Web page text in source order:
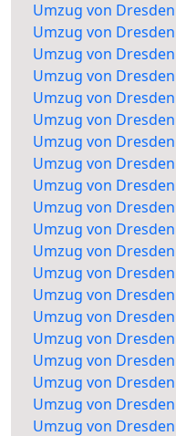
Umzug von
Umzug von
Umzug von
Umzug von
Umzug von
Umzug von
Umzug von
Umzug von
Umzug von
Umzug von
Umzug von
Umzug von
Umzug von
Umzug von
Umzug von
Umzug von
Umzug von
Umzug von
Umzug von
Umzug von